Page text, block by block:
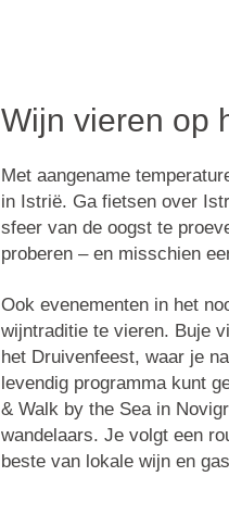
Wijn vieren op
Met aangename
in Istrië. Ga fietsen over
sfeer van de oogst te
proberen – en misschien
Ook evenementen in het
wijntraditie te vieren. Buje
het Druivenfeest, waar je
levendig programma kunt
& Walk by the Seain
wandelaars. Je volgt een
beste van lokale wijn en